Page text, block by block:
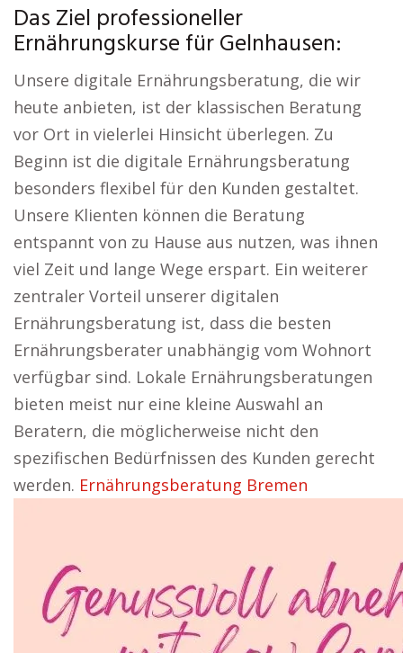
Das Ziel professioneller
Ernährungskurse für Gelnhausen:
Unsere digitale Ernährungsberatung, die wir
heute anbieten, ist der klassischen Beratung
vor Ort in vielerlei Hinsicht überlegen. Zu
Beginn ist die digitale Ernährungsberatung
besonders flexibel für den Kunden gestaltet.
Unsere Klienten können die Beratung
entspannt von zu Hause aus nutzen, was ihnen
viel Zeit und lange Wege erspart. Ein weiterer
zentraler Vorteil unserer digitalen
Ernährungsberatung ist, dass die besten
Ernährungsberater unabhängig vom Wohnort
verfügbar sind. Lokale Ernährungsberatungen
bieten meist nur eine kleine Auswahl an
Beratern, die möglicherweise nicht den
spezifischen Bedürfnissen des Kunden gerecht
werden. Ernährungsberatung Bremen